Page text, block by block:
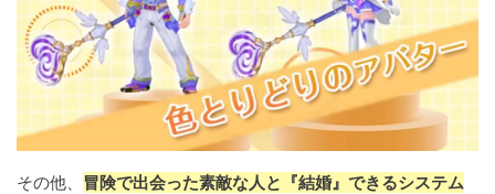
その他、
冒険で出会った素敵な人と『結婚』できるシステム